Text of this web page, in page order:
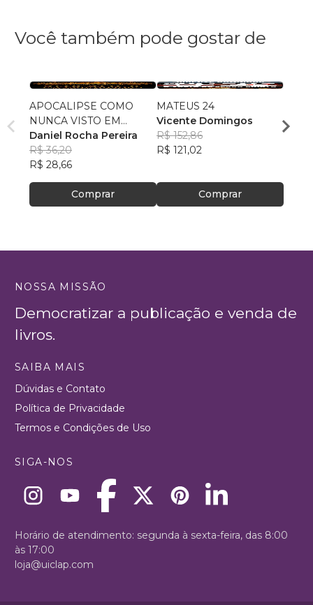
Você também pode gostar de
APOCALIPSE COMO
NUNCA VISTO EM
CRONOLOGIA
Daniel Rocha Pereira
R$ 36,20
R$ 28,66
Comprar
MATEUS 24
Vicente Domingos
R$ 152,86
R$ 121,02
Comprar
NOSSA MISSÃO
Democratizar a publicação e venda de
livros.
SAIBA MAIS
Dúvidas e Contato
Política de Privacidade
Termos e Condições de Uso
SIGA-NOS
Horário de atendimento: segunda à sexta-feira, das 8:00
às 17:00
loja@uiclap.com